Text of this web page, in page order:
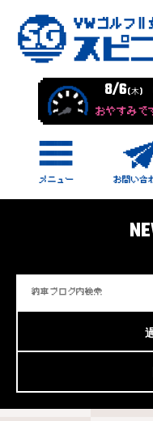
8/6(木)
おやすみ